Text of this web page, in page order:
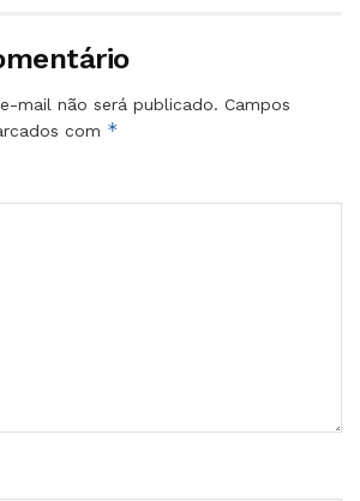
mail não será publicado. Campos
com *